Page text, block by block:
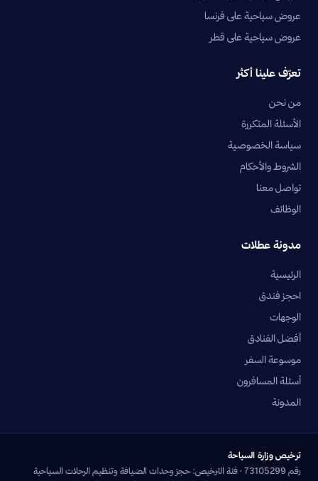
عروض سياحية على فرنسا
عروض سياحية على قطر
تعرّف علينا أكثر
من نحن
الأسئلة المتكررة
سياسة الخصوصية
الشروط والأحكام
تواصل معنا
الوظائف
مدونة عطلات
الرئيسية
احجز فندق
الوجهات
أفضل الفنادق
موسوعة السفر
أسئلة المسافرون
المدونة
ترخيص وزارة السياحة
رقم 73105299 · فئة الترخيص: حجز وحدات الضيافة وتنظيم الرحلات السياحية